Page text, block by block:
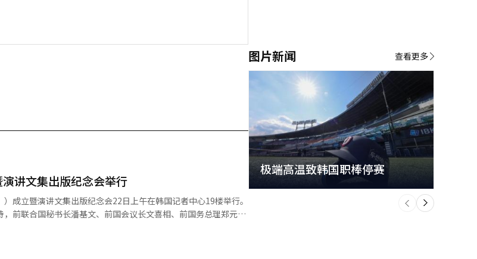
讲文集出版纪念会举行
立暨演讲文集出版纪念会22日上午在韩国记者中心19楼举行。
前联合国秘书长潘基文、前国会议长文喜相、前国务总理郑元
之女、蝴蝶艺术中心馆长卢素英也出席活动。 东亚文化中
图片新闻
极端高温致韩国职棒停赛
下
一
个
查看更多